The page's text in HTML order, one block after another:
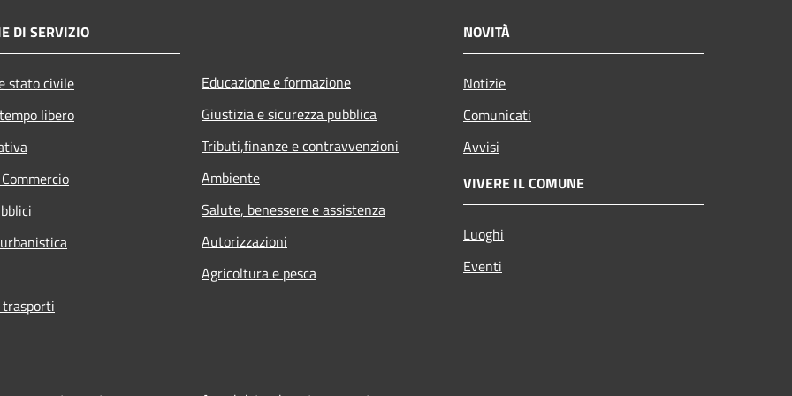
DI SERVIZIO
stato civile
libero
Educazione e formazione
Giustizia e sicurezza pubblica
Tributi,finanze e contravvenzioni
Ambiente
Salute, benessere e assistenza
Autorizzazioni
Agricoltura e pesca
NOVITÀ
Notizie
Comunicati
Avvisi
VIVERE IL COMUNE
Luoghi
Eventi